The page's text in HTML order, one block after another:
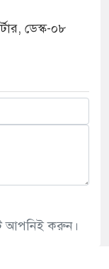
ডেস্ক-০৮
আপনিই করুন।